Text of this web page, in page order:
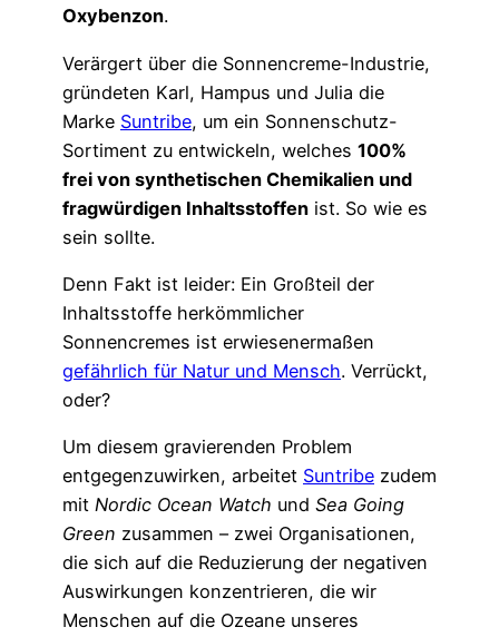
Oxybenzon.
Verärgert über die Sonnencreme-Industrie,
gründeten Karl, Hampus und Julia die
Marke Suntribe, um ein Sonnenschutz-
Sortiment zu entwickeln, welches 100%
frei von synthetischen Chemikalien und
fragwürdigen Inhaltsstoffen ist. So wie es
sein sollte.
Denn Fakt ist leider: Ein Großteil der
Inhaltsstoffe herkömmlicher
Sonnencremes ist erwiesenermaßen
gefährlich für Natur und Mensch. Verrückt,
oder?
Um diesem gravierenden Problem
entgegenzuwirken, arbeitet Suntribe zudem
mit Nordic Ocean Watch und Sea Going
Green zusammen – zwei Organisationen,
die sich auf die Reduzierung der negativen
Auswirkungen konzentrieren, die wir
Menschen auf die Ozeane unseres